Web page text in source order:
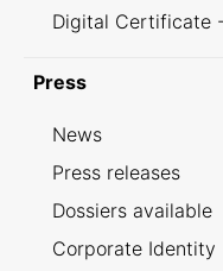
Digital Certificate
Press
News
Press releases
Dossiers available
Corporate Identity